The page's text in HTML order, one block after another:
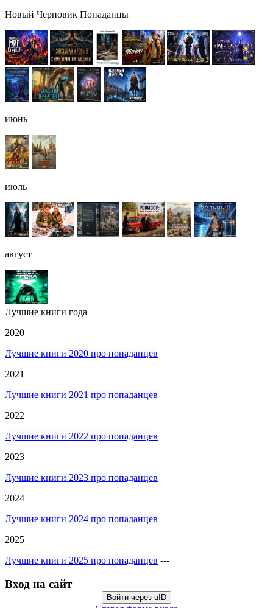
Новый Черновик Попаданцы
июнь
июль
август
Лучшие книги года
2020
Лучшие книги 2020 про попаданцев
2021
Лучшие книги 2021 про попаданцев
2022
Лучшие книги 2022 про попаданцев
2023
Лучшие книги 2023 про попаданцев
2024
Лучшие книги 2024 про попаданцев
2025
Лучшие книги 2025 про попаданцев ---
Вход на сайт
Войти через uID